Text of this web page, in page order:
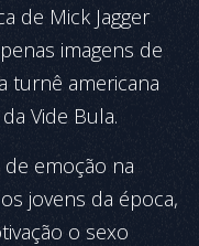
de Mick Jagger
imagens de
turnê americana
Vide Bula.
emoção na
jovens da época,
o sexo